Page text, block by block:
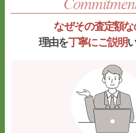
なぜその査定額な
理由を丁寧にご説明